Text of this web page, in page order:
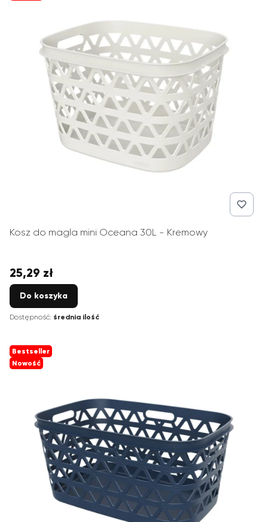
Kosz do magla mini Oceana 30L - Kremowy
Cena
25,29 zł
Do koszyka
Dostępność: średnia ilość
Bestseller
Nowość